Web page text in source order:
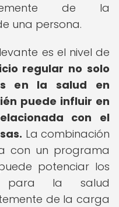
de la
una persona.
es el nivel de
regular no solo
en la salud en
puede influir en
con el
La combinación
con un programa
potenciar los
para la salud
de la carga